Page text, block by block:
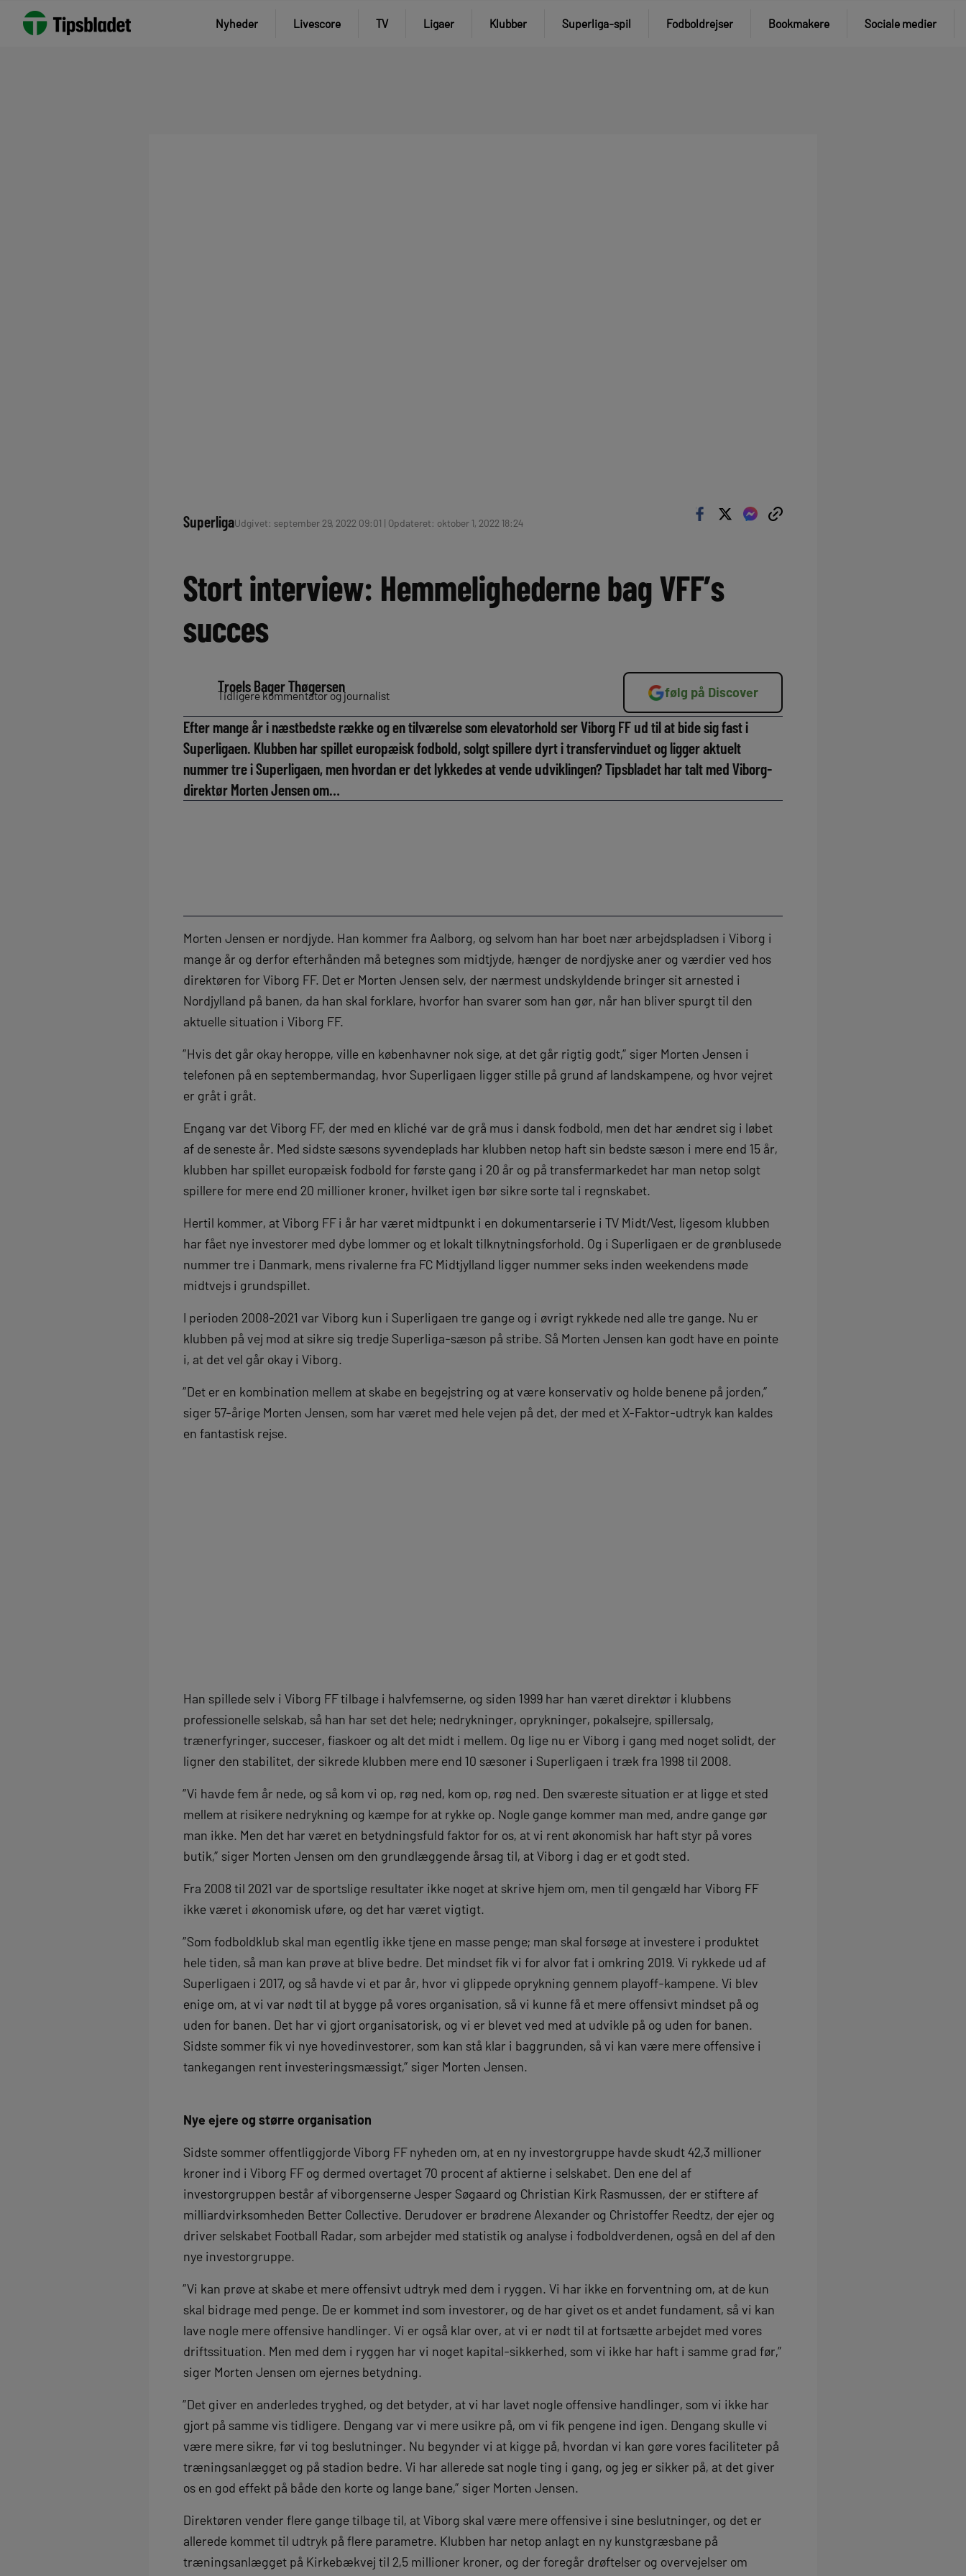
Nyheder Livescore TV Ligaer Klubber Superliga-spil Fodboldrejser Bookmakere Sociale medier
SuperligaUdgivet: september 29, 2022 09:01 | Opdateret: oktober 1, 2022 18:24
Stort interview: Hemmelighederne bag VFF’s
succes
Troels Bager Thøgersen
Tidligere kommentator og journalist følg på Discover
Efter mange år i næstbedste række og en tilværelse som elevatorhold ser Viborg FF ud til at bide sig fast i
Superligaen. Klubben har spillet europæisk fodbold, solgt spillere dyrt i transfervinduet og ligger aktuelt
nummer tre i Superligaen, men hvordan er det lykkedes at vende udviklingen? Tipsbladet har talt med Viborg-
direktør Morten Jensen om…
Morten Jensen er nordjyde. Han kommer fra Aalborg, og selvom han har boet nær arbejdspladsen i Viborg i
mange år og derfor efterhånden må betegnes som midtjyde, hænger de nordjyske aner og værdier ved hos
direktøren for Viborg FF. Det er Morten Jensen selv, der nærmest undskyldende bringer sit arnested i
Nordjylland på banen, da han skal forklare, hvorfor han svarer som han gør, når han bliver spurgt til den
aktuelle situation i Viborg FF.
”Hvis det går okay heroppe, ville en københavner nok sige, at det går rigtig godt,” siger Morten Jensen i
telefonen på en septembermandag, hvor Superligaen ligger stille på grund af landskampene, og hvor vejret
er gråt i gråt.
Engang var det Viborg FF, der med en kliché var de grå mus i dansk fodbold, men det har ændret sig i løbet
af de seneste år. Med sidste sæsons syvendeplads har klubben netop haft sin bedste sæson i mere end 15 år,
klubben har spillet europæisk fodbold for første gang i 20 år og på transfermarkedet har man netop solgt
spillere for mere end 20 millioner kroner, hvilket igen bør sikre sorte tal i regnskabet.
Hertil kommer, at Viborg FF i år har været midtpunkt i en dokumentarserie i TV Midt/Vest, ligesom klubben
har fået nye investorer med dybe lommer og et lokalt tilknytningsforhold. Og i Superligaen er de grønblusede
nummer tre i Danmark, mens rivalerne fra FC Midtjylland ligger nummer seks inden weekendens møde
midtvejs i grundspillet.
I perioden 2008-2021 var Viborg kun i Superligaen tre gange og i øvrigt rykkede ned alle tre gange. Nu er
klubben på vej mod at sikre sig tredje Superliga-sæson på stribe. Så Morten Jensen kan godt have en pointe
i, at det vel går okay i Viborg.
”Det er en kombination mellem at skabe en begejstring og at være konservativ og holde benene på jorden,”
siger 57-årige Morten Jensen, som har været med hele vejen på det, der med et X-Faktor-udtryk kan kaldes
en fantastisk rejse.
Han spillede selv i Viborg FF tilbage i halvfemserne, og siden 1999 har han været direktør i klubbens
professionelle selskab, så han har set det hele; nedrykninger, oprykninger, pokalsejre, spillersalg,
trænerfyringer, succeser, fiaskoer og alt det midt i mellem. Og lige nu er Viborg i gang med noget solidt, der
ligner den stabilitet, der sikrede klubben mere end 10 sæsoner i Superligaen i træk fra 1998 til 2008.
”Vi havde fem år nede, og så kom vi op, røg ned, kom op, røg ned. Den sværeste situation er at ligge et sted
mellem at risikere nedrykning og kæmpe for at rykke op. Nogle gange kommer man med, andre gange gør
man ikke. Men det har været en betydningsfuld faktor for os, at vi rent økonomisk har haft styr på vores
butik,” siger Morten Jensen om den grundlæggende årsag til, at Viborg i dag er et godt sted.
Fra 2008 til 2021 var de sportslige resultater ikke noget at skrive hjem om, men til gengæld har Viborg FF
ikke været i økonomisk uføre, og det har været vigtigt.
”Som fodboldklub skal man egentlig ikke tjene en masse penge; man skal forsøge at investere i produktet
hele tiden, så man kan prøve at blive bedre. Det mindset fik vi for alvor fat i omkring 2019. Vi rykkede ud af
Superligaen i 2017, og så havde vi et par år, hvor vi glippede oprykning gennem playoff-kampene. Vi blev
enige om, at vi var nødt til at bygge på vores organisation, så vi kunne få et mere offensivt mindset på og
uden for banen. Det har vi gjort organisatorisk, og vi er blevet ved med at udvikle på og uden for banen.
Sidste sommer fik vi nye hovedinvestorer, som kan stå klar i baggrunden, så vi kan være mere offensive i
tankegangen rent investeringsmæssigt,” siger Morten Jensen.
Nye ejere og større organisation
Sidste sommer offentliggjorde Viborg FF nyheden om, at en ny investorgruppe havde skudt 42,3 millioner
kroner ind i Viborg FF og dermed overtaget 70 procent af aktierne i selskabet. Den ene del af
investorgruppen består af viborgenserne Jesper Søgaard og Christian Kirk Rasmussen, der er stiftere af
milliardvirksomheden Better Collective. Derudover er brødrene Alexander og Christoffer Reedtz, der ejer og
driver selskabet Football Radar, som arbejder med statistik og analyse i fodboldverdenen, også en del af den
nye investorgruppe.
”Vi kan prøve at skabe et mere offensivt udtryk med dem i ryggen. Vi har ikke en forventning om, at de kun
skal bidrage med penge. De er kommet ind som investorer, og de har givet os et andet fundament, så vi kan
lave nogle mere offensive handlinger. Vi er også klar over, at vi er nødt til at fortsætte arbejdet med vores
driftssituation. Men med dem i ryggen har vi noget kapital-sikkerhed, som vi ikke har haft i samme grad før,”
siger Morten Jensen om ejernes betydning.
”Det giver en anderledes tryghed, og det betyder, at vi har lavet nogle offensive handlinger, som vi ikke har
gjort på samme vis tidligere. Dengang var vi mere usikre på, om vi fik pengene ind igen. Dengang skulle vi
være mere sikre, før vi tog beslutninger. Nu begynder vi at kigge på, hvordan vi kan gøre vores faciliteter på
træningsanlægget og på stadion bedre. Vi har allerede sat nogle ting i gang, og jeg er sikker på, at det giver
os en god effekt på både den korte og lange bane,” siger Morten Jensen.
Direktøren vender flere gange tilbage til, at Viborg skal være mere offensive i sine beslutninger, og det er
allerede kommet til udtryk på flere parametre. Klubben har netop anlagt en ny kunstgræsbane på
træningsanlægget på Kirkebækvej til 2,5 millioner kroner, og der foregår drøftelser og overvejelser om